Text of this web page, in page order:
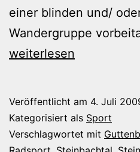
einer blinden und/
Wandergruppe
weiterlesen
Veröffentlicht am 4. Juli
Kategorisiert als Sport
Verschlagwortet mit